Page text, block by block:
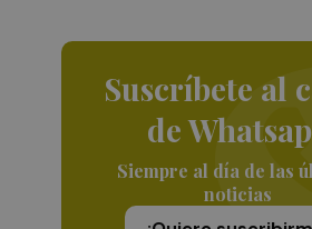
Suscríbete al
de
Siempre al día de las
noticias